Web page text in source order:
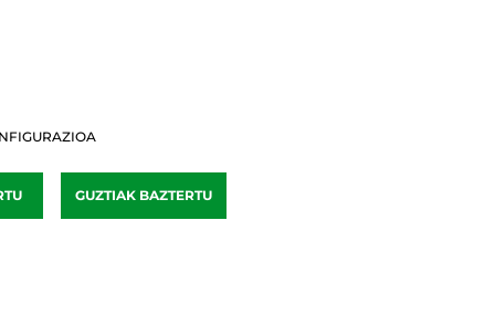
Gipuzko Buru Batzar
GUZTIAK BAZTERTU